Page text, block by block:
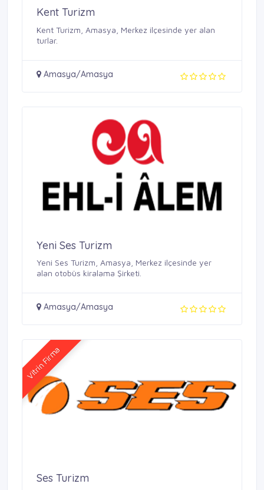
Kent Turizm
Kent Turizm, Amasya, Merkez ilçesinde yer alan
turlar.
Amasya/Amasya
Yeni Ses Turizm
Yeni Ses Turizm, Amasya, Merkez ilçesinde yer
alan otobüs kiralama Şirketi.
Amasya/Amasya
Vitrin Firma
Ses Turizm